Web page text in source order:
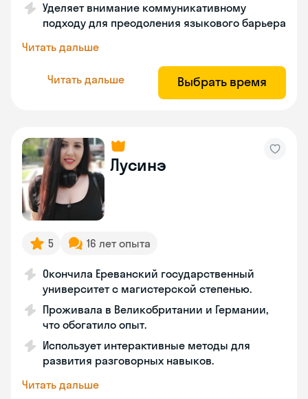
Уделяет внимание коммуникативному
подходу для преодоления языкового барьера
Читать дальше
Читать дальше Выбрать время
Лусинэ
5 16 лет опыта
Окончила Ереванский государственный
университет с магистерской степенью.
Проживала в Великобритании и Германии,
что обогатило опыт.
Использует интерактивные методы для
развития разговорных навыков.
Читать дальше